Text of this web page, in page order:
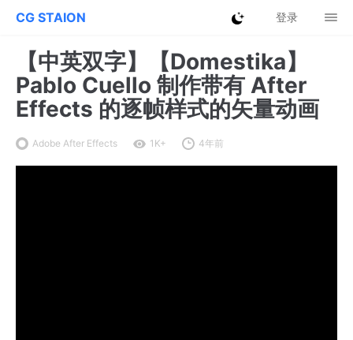
CG STAION 登录
【中英双字】【Domestika】
Pablo Cuello 制作带有 After
Effects 的逐帧样式的矢量动画
Adobe After Effects 1K+ 4年前